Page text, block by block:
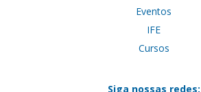
Eventos
IFE
Cursos
Siga nossas redes: